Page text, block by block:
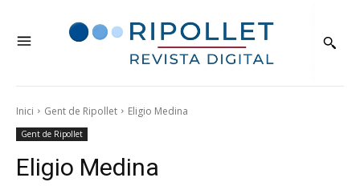
Inici Gent de Ripollet Eligio Medina
Gent de Ripollet
Eligio Medina